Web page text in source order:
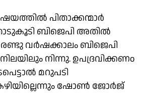
പിതാക്കന്മാർ
ബിജെപി അതിൽ
വർഷക്കാലം ബിജെപി
നിന്നു. ഉപദ്രവിക്കണo
മറുപടി
ഷോൺ ജോർജ്